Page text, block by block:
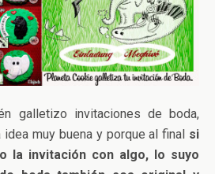
galletizo invitaciones de boda,
muy buena y porque al final si
la invitación con algo, lo suyo